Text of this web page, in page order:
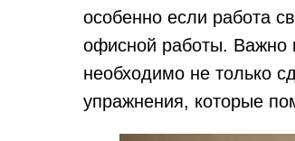
особенно если работа
офисной работы. Важно
необходимо не только
упражнения, которые